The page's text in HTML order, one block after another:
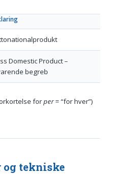
Domestic Product –
begreb
forper= “for hver”)
og tekniske